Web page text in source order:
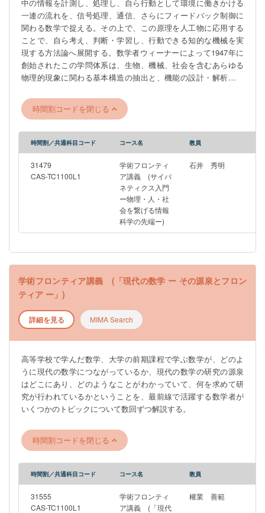
中の情報を計測し、処理し、自ら行動として環境に働きかける
一連の流れを、信号処理、通信、さらにフィードバック制御に
関わる数学で捉える。その上で、この原理を人工物に応用する
ことで、自ら考え、判断・学習し、行動できる知的な機械を実
現する方法論へ展開する。数学者ウィーナーによって1947年に
創始されたこの学問体系は、生物、機械、社会を含むあらゆる
物理的現象に関わる基本構造の抽出と、機能の設計・解析・制
工学、バーチャルリアリティ、システム科学、人工知能（AI)な
どの現代的工学技術の礎のひとつとなっている。 この授業は、
バネティクスの基本概念を理解してもらうことにある。様々な
事象に対して、数学・物理学・情報学を駆使した現象の解析や
モデル化を通し、新しい原理や方法論あるいは機構やシステム
を創り出し、様々な分野での応用を可能にする工学の考え方や
実際の最先端の研究に関し、工学部計数工学科システム情報工
学コースの教員がオムニバス形式で紹介する。ブレインマシン
インタフェース、バーチャルリアリティ、ロボティクス、音
声・画像信号処理、生体医用工学といった最先端かつ広範な話
いうサイバネティクスの共通の原理で語られることに驚きを覚
えるであろう。人間の能力をいかにして機械などの人工物が獲
得できるかを知る上でも、数学・物理学・情報学の基礎がどの
ように実践され役立つかを学ぶ上でも、人間とAIを含む機械が
共生する将来像を考える上でも、この科目は充実した学識に触
れる良い機会を提供できる。また、実際の研究現場を見学する
ことにより、講義内容がどのような環境で着想され、育てら
れ、発展しているのかを見ることもできる。 具体的には以下に
るテーマに関する講義と研究室見学を行う。具体的な講義の内
容の詳細と日程およびレポートの提出要領二関しては、掲示お
よび初回の講義で案内する。
―――――――――――――――――――――――――――――
※このゼミは4月6日（月）6限（18：45～）Zoomで行われる工学
UTAS掲示板のお知らせにて周知いたします。
―――――――――――――――――――――――――――――
時間割コードを閉じる
時間割／共通科目コード コース名 教員
31479
CAS-TC1100L1
学術フロンティ
ア講義 (サイバ
ネティクス入門
ー物理・人・社
会を繋げる情報
科学の先端ー)
石井 秀明
学術フロンティア講義 (「現代の数学 ー その源泉とフロン
ティア ー」)
詳細を見る MIMA Search
高等学校で学んだ数学、大学の前期課程で学ぶ数学が、どのよ
うに現代の数学につながっているか、現代の数学の研究の源泉
はどこにあり、どのようなことがわかっていて、何を求めて研
究が行われているかということを、最前線で活躍する数学者が
いくつかのトピックについて数回ずつ解説する。
時間割コードを閉じる
時間割／共通科目コード コース名 教員
31555
CAS-TC1100L1
学術フロンティ
ア講義 (「現代
權業 善範